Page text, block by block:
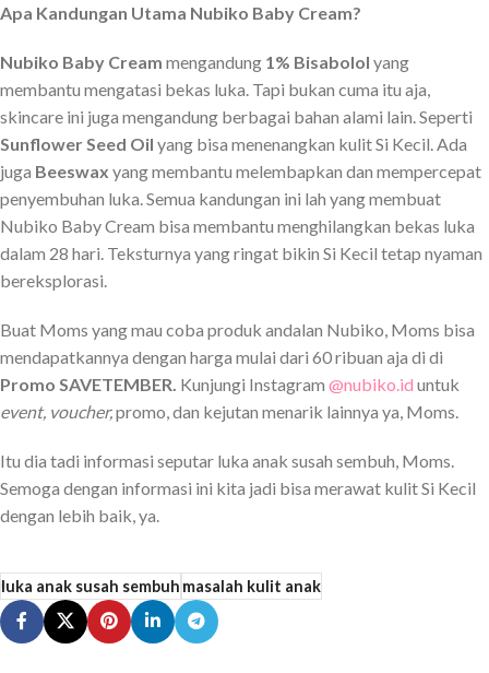
Apa Kandungan Utama Nubiko Baby Cream?
Nubiko Baby Cream mengandung 1% Bisabolol yang
membantu mengatasi bekas luka. Tapi bukan cuma itu aja,
skincare ini juga mengandung berbagai bahan alami lain. Seperti
Sunflower Seed Oil yang bisa menenangkan kulit Si Kecil. Ada
juga Beeswax yang membantu melembapkan dan mempercepat
penyembuhan luka. Semua kandungan ini lah yang membuat
Nubiko Baby Cream bisa membantu menghilangkan bekas luka
dalam 28 hari. Teksturnya yang ringat bikin Si Kecil tetap nyaman
bereksplorasi.
Buat Moms yang mau coba produk andalan Nubiko, Moms bisa
mendapatkannya dengan harga mulai dari 60 ribuan aja di di
Promo SAVETEMBER. Kunjungi Instagram @nubiko.id untuk
event, voucher,promo, dan kejutan menarik lainnya ya, Moms.
Itu dia tadi informasi seputar luka anak susah sembuh, Moms.
Semoga dengan informasi ini kita jadi bisa merawat kulit Si Kecil
dengan lebih baik, ya.
luka anak susah sembuhmasalah kulit anak